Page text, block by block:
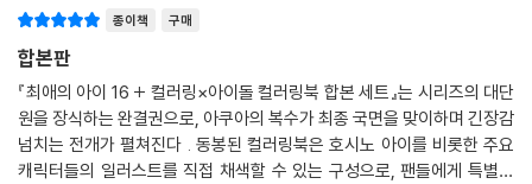
종이책 구매
합본판
『최애의 아이 16 + 컬러링×아이돌 컬러링북 합본 세트』는 시리즈의 대단
원을 장식하는 완결권으로, 아쿠아의 복수가 최종 국면을 맞이하며 긴장감
넘치는 전개가 펼쳐진다 . 동봉된 컬러링북은 호시노 아이를 비롯한 주요
캐릭터들의 일러스트를 직접 채색할 수 있는 구성으로, 팬들에게 특별한